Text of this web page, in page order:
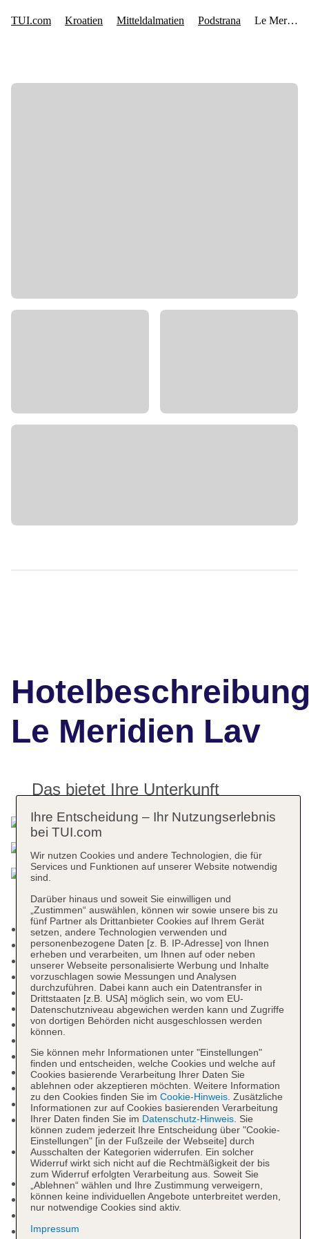
Le Meridien Lav
Das bietet Ihre Unterkunft
Kurtaxe/Ökotaxe/Touristensteuer zahlbar vor Ort
Check-in Zeit ab 15:00 Uhr
Check-out Zeit bis 12:00 Uhr
Early Check-in: gegen Gebühr
Late Check-out: gegen Gebühr
Letzte Komplettrenovierung: 2022
Rezeption, Geldwechsel möglich, Hotelsafe
Lift
Geldautomat in der Unterkunft
Sonnenterrasse
Pools: 3
Infinitypool: ohne Gebühr, Outdoor, Süßwasser,
Liegestühle, Sonnenschirme
Pool: ohne Gebühr, Indoor, Süßwasser, im
Wellnessbereich, Liegestühle
Kinderpool: ohne Gebühr, Outdoor
Whirlpool: im Wellnessbereich
Badetücher: ohne Gebühr
Boutique, Friseur
Ihre Entscheidung – Ihr Nutzungserlebnis
bei TUI.com
Wir nutzen Cookies und andere Technologien, die für
Services und Funktionen auf unserer Website notwendig
sind.
Darüber hinaus und soweit Sie einwilligen und
„Zustimmen“ auswählen, können wir sowie unsere bis zu
fünf Partner als Drittanbieter Cookies auf Ihrem Gerät
setzen, andere Technologien verwenden und
personenbezogene Daten [z. B. IP-Adresse] von Ihnen
erheben und verarbeiten, um Ihnen auf oder neben
unserer Webseite personalisierte Werbung und Inhalte
vorzuschlagen sowie Messungen und Analysen
durchzuführen. Dabei kann auch ein Datentransfer in
Drittstaaten [z.B. USA] möglich sein, wo vom EU-
Datenschutzniveau abgewichen werden kann und Zugriffe
von dortigen Behörden nicht ausgeschlossen werden
können.
Sie können mehr Informationen unter "Einstellungen"
finden und entscheiden, welche Cookies und welche auf
Cookies basierende Verarbeitung Ihrer Daten Sie
ablehnen oder akzeptieren möchten. Weitere Information
zu den Cookies finden Sie im Cookie-Hinweis. Zusätzliche
Informationen zur auf Cookies basierenden Verarbeitung
Ihrer Daten finden Sie im Datenschutz-Hinweis. Sie
können zudem jederzeit Ihre Entscheidung über "Cookie-
Einstellungen" [in der Fußzeile der Webseite] durch
Ausschalten der Kategorien widerrufen. Ein solcher
Widerruf wirkt sich nicht auf die Rechtmäßigkeit der bis
zum Widerruf erfolgten Verarbeitung aus. Soweit Sie
„Ablehnen“ wählen und Ihre Zustimmung verweigern,
können keine individuellen Angebote unterbreitet werden,
nur notwendige Cookies sind aktiv.
Impressum